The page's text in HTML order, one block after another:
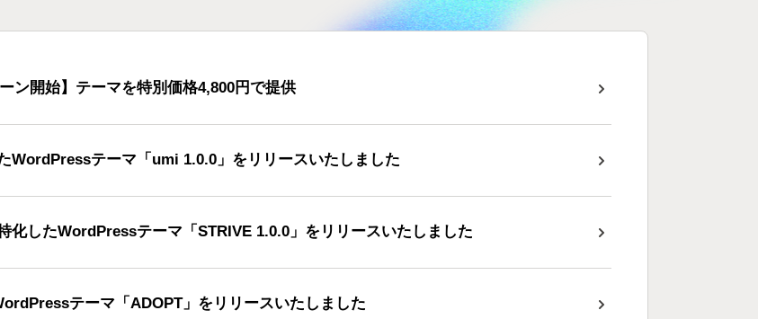
ン開始】テーマを特別価格4,800円で提供
WordPressテーマ「umi 1.0.0」をリリースいたしました
化したWordPressテーマ「STRIVE 1.0.0」をリリースいたしました
テーマ「ADOPT」をリリースいたしました